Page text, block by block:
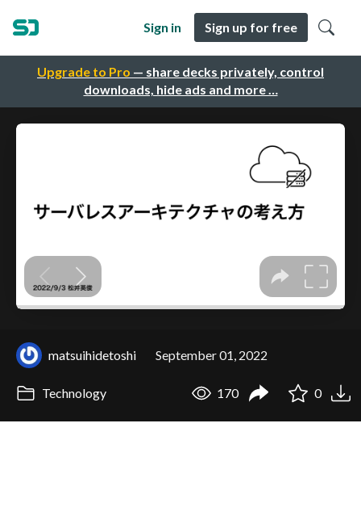
Upgrade to Pro — share decks privately, control
downloads, hide ads and more …
Sign in Sign up for free
matsuihidetoshi September 01, 2022
Technology 170 0